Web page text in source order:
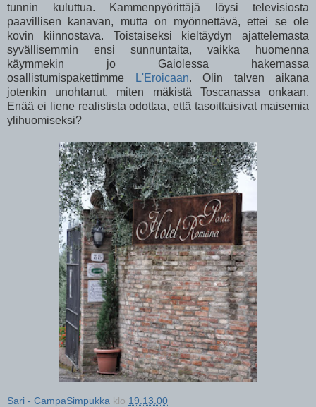
tunnin kuluttua. Kammenpyörittäjä löysi televisiosta
paavillisen kanavan, mutta on myönnettävä, ettei se ole
kovin kiinnostava. Toistaiseksi kieltäydyn ajattelemasta
syvällisemmin ensi sunnuntaita, vaikka huomenna
käymmekin jo Gaiolessa hakemassa
osallistumispakettimme
L'Eroicaan. Olin talven aikana
jotenkin unohtanut, miten mäkistä Toscanassa onkaan.
Enää ei liene realistista odottaa, että tasoittaisivat maisemia
ylihuomiseksi?
Sari - CampaSimpukka klo 19.13.00